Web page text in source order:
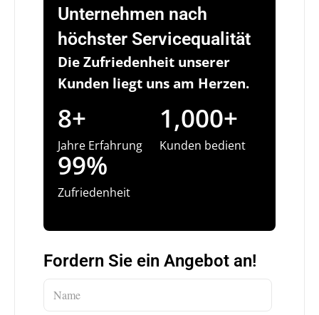
Unternehmen nach
höchster Servicequalität
Die Zufriedenheit unserer
Kunden liegt uns am Herzen.
8+
Jahre Erfahrung
1,000+
Kunden bedient
99%
Zufriedenheit
Fordern Sie ein Angebot an!